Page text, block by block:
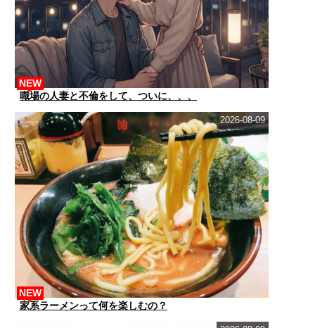
職場の人妻と不倫をして、ついに、、、
NEW
家系ラーメンって何を楽しむの？
NEW
2026-08-09